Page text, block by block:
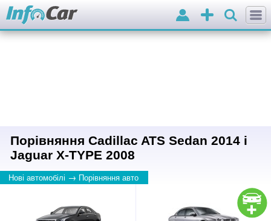
Додати
оголошення
Вхід
Порівняння Cadillac ATS Sedan 2014 і
Jaguar X-TYPE 2008
Нові автомобілі → Порівняння авто